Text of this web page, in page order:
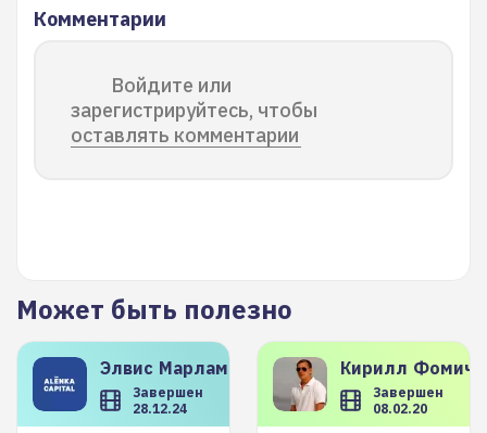
Комментарии
Войдите или
зарегистрируйтесь, чтобы
оставлять комментарии
Может быть полезно
Элвис Марламов
Завершен
28.12.24
Кирилл
Завершен
08.02.20